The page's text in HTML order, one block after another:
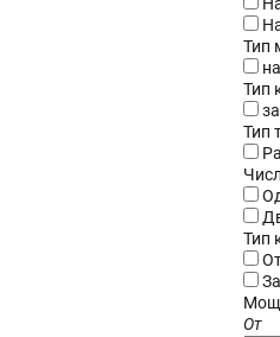
Тип
Тип
Тип
Тип
От